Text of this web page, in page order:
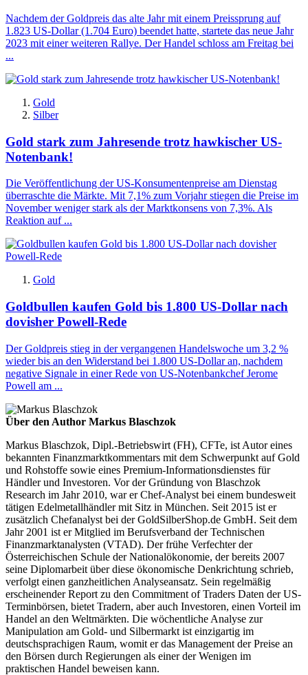
Nachdem der Goldpreis das alte Jahr mit einem Preissprung auf
1.823 US-Dollar (1.704 Euro) beendet hatte, startete das neue Jahr
2023 mit einer weiteren Rallye. Der Handel schloss am Freitag bei
...
Gold
Silber
Gold stark zum Jahresende trotz hawkischer US-
Notenbank!
Die Veröffentlichung der US-Konsumentenpreise am Dienstag
überraschte die Märkte. Mit 7,1% zum Vorjahr stiegen die Preise im
November weniger stark als der Marktkonsens von 7,3%. Als
Reaktion auf ...
Gold
Goldbullen kaufen Gold bis 1.800 US-Dollar nach
dovisher Powell-Rede
Der Goldpreis stieg in der vergangenen Handelswoche um 3,2 %
wieder bis an den Widerstand bei 1.800 US-Dollar an, nachdem
negative Signale in einer Rede von US-Notenbankchef Jerome
Powell am ...
Über den Author Markus Blaschzok
Markus Blaschzok, Dipl.-Betriebswirt (FH), CFTe, ist Autor eines
bekannten Finanzmarktkommentars mit dem Schwerpunkt auf Gold
und Rohstoffe sowie eines Premium-Informationsdienstes für
Händler und Investoren. Vor der Gründung von Blaschzok
Research im Jahr 2010, war er Chef-Analyst bei einem bundesweit
tätigen Edelmetallhändler mit Sitz in München. Seit 2015 ist er
zusätzlich Chefanalyst bei der GoldSilberShop.de GmbH. Seit dem
Jahr 2001 ist er Mitglied im Berufsverband der Technischen
Finanzmarktanalysten (VTAD). Der frühe Verfechter der
Österreichischen Schule der Nationalökonomie, der bereits 2007
seine Diplomarbeit über diese ökonomische Denkrichtung schrieb,
verfolgt einen ganzheitlichen Analyseansatz. Sein regelmäßig
erscheinender Report zu den Commitment of Traders Daten der US-
Terminbörsen, bietet Tradern, aber auch Investoren, einen Vorteil im
Handel an den Weltmärkten. Die wöchentliche Analyse zur
Manipulation am Gold- und Silbermarkt ist einzigartig im
deutschsprachigen Raum, womit er das Management der Preise an
den Börsen durch Regierungen als einer der Wenigen im
praktischen Handel beweisen kann.